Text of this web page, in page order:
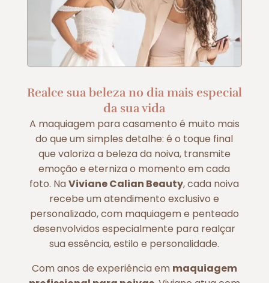
Realce sua beleza no dia mais especial
da sua vida
A maquiagem para casamento é muito mais
do que um simples detalhe: é o toque final
que valoriza a beleza da noiva, transmite
emoção e eterniza o momento em cada
foto. NaViviane Calian Beauty, cada noiva
recebe um atendimento exclusivo e
personalizado, com maquiagem e penteado
desenvolvidos especialmente para realçar
sua essência, estilo e personalidade.
Com anos de experiência em maquiagem